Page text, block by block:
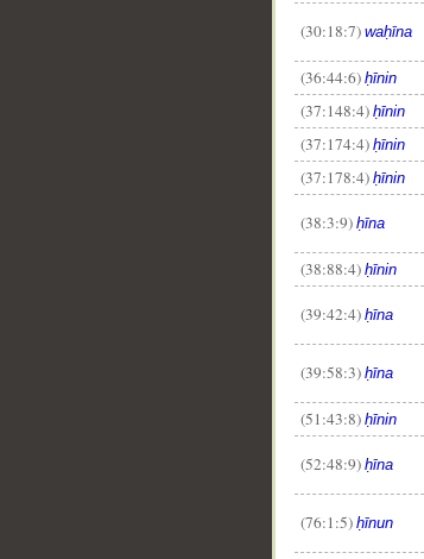
(30:18:7) waḥīna
(36:44:6) ḥīnin
(37:148:4) ḥīnin
(37:174:4) ḥīnin
(37:178:4) ḥīnin
(38:3:9) ḥīna
(38:88:4) ḥīnin
(39:42:4) ḥīna
(39:58:3) ḥīna
(51:43:8) ḥīnin
(52:48:9) ḥīna
(76:1:5) ḥīnun